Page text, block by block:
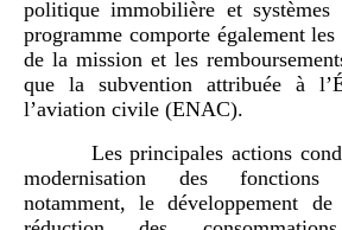
politique immobilière et systèmes
programme comporte également
de la mission et les
que la subvention attribuée à
l’aviation civile (ENAC).
Les principales actions
modernisation des fonctions
notamment, le développement